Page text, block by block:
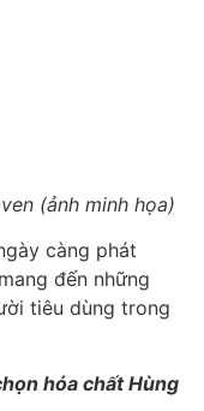
(ảnh minh họa)
càng phát
đến những
tiêu dùng trong
hóa chất Hùng